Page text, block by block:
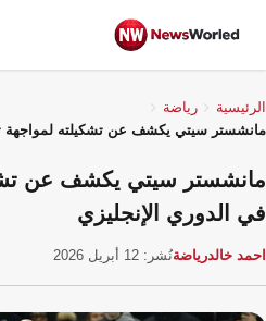
الرئيسية
رياضة
مانشستر سيتي يكشف عن تشكيلته لمواجهة
مانشستر سيتي يكشف عن
في الدوري الإنجليزي
احمد خالدرياضةنُشر: 12 أبريل 2026